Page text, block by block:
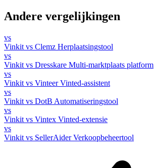
Andere vergelijkingen
vs
Vinkit vs Clemz Herplaatsingstool
vs
Vinkit vs Dresskare Multi-marktplaats platform
vs
Vinkit vs Vinteer Vinted-assistent
vs
Vinkit vs DotB Automatiseringstool
vs
Vinkit vs Vintex Vinted-extensie
vs
Vinkit vs SellerAider Verkoopbeheertool